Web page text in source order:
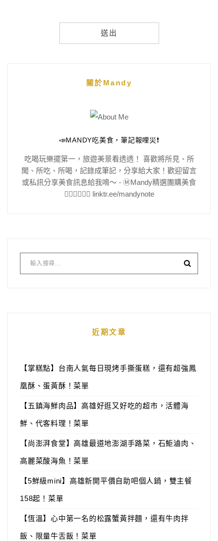
關於Mandy
📣MANDY吃美食，筆記報哩災❗️
吃喝玩樂擺第一，旅遊美景看透透！ 喜歡將所見、所
聞、所吃、所喝，記錄成筆記，分享給大家！歡迎留言
或私訊分享美食訊息給我唷～ - Ⓜ️Mandy精選團購美食
👇🏻👇🏻👇🏻 linktr.ee/mandynote
近期文章
【掌糕點】台南人氣每日現烤手撕蛋糕，還有超強鳳
凰酥、蛋黃酥！菜單
【五鎮海鮮肉品】高雄好逛又好吃的超市，活體海
鮮、代客料理！菜單
【尚澎湃食堂】高雄最道地澎湖手路菜，石鮔滷肉、
高麗菜酸海魚！菜單
【5鮮級mini】高雄新開平價自助吧個人鍋，雙主餐
158起！菜單
【恆溫】心中第一名的松露蟹黃拌麵，還有牛肉拌
飯、限量牛舌飯！菜單